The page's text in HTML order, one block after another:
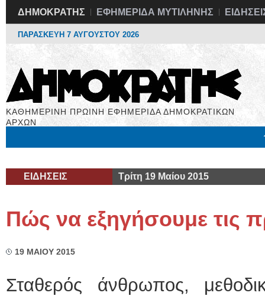
ΔΗΜΟΚΡΑΤΗΣ ΕΦΗΜΕΡΙΔΑ ΜΥΤΙΛΗΝΗΣ
ΠΑΡΑΣΚΕΥΗ 7 ΑΥΓΟΥΣΤΟΥ 2026
ΚΑΘΗΜΕΡΙΝΗ ΠΡΩΙΝΗ ΕΦΗΜΕΡΙΔΑ ΔΗΜΟΚΡΑΤΙΚΩΝ
ΑΡΧΩΝ
ΕΙΔΗΣΕΙΣ Τρίτη 19 Μαίου 2015
Πώς να εξηγήσουμε τις
19 ΜΑΙΟΥ 2015
Σταθερός άνθρωπος,